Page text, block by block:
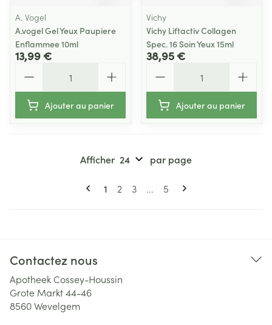
A. Vogel
A.vogel Gel Yeux Paupiere
Enflammee 10ml
13,99 €
Ajouter au panier
Vichy
Vichy Liftactiv Collagen
Spec. 16 Soin Yeux 15ml
38,95 €
Ajouter au panier
Pages
Vous lisez actuellement la page
1 Page
2 Page
3 ... Page
5
Afficher par page
Contactez nous
Apotheek Cossey-Houssin
Grote Markt 44-46
8560Wevelgem